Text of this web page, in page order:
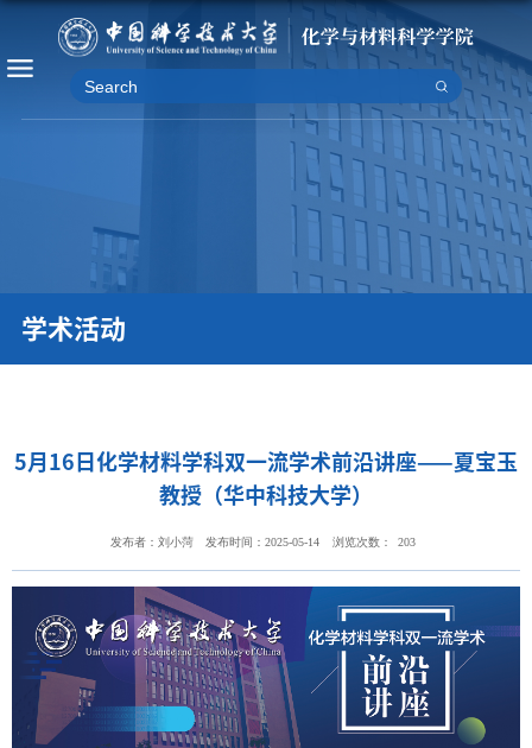
学术活动
5月16日化学材料学科双一流学术前沿讲座——夏宝玉
教授（华中科技大学）
发布者：刘小菏 发布时间：2025-05-14 浏览次数： 203